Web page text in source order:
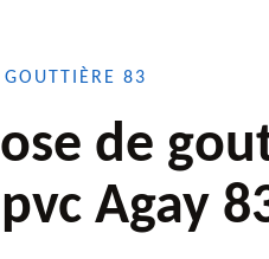
GOUTTIÈRE 83
de
Agay